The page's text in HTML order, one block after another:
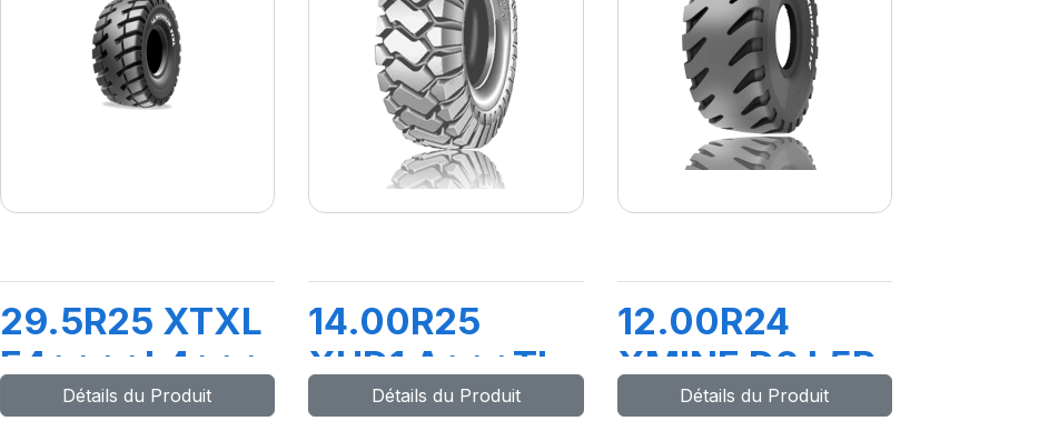
29.5R25 XTXL
E4****L4***
Détails du Produit
14.00R25
XHD1 A***TL
Détails du Produit
12.00R24
XMINE D2 L5R
TL
Détails du Produit